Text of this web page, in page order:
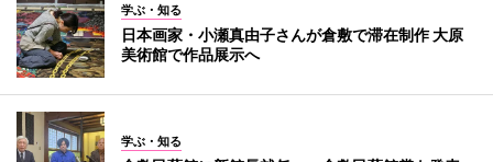
学ぶ・知る
日本画家・小瀬真由子さんが倉敷で滞在制作 大原
美術館で作品展示へ
学ぶ・知る